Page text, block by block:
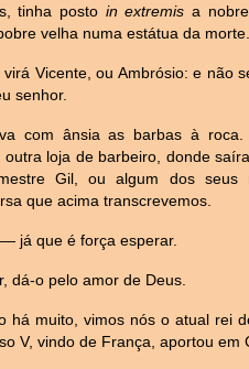
tinha posto in extremis a
velha numa estátua da morte.
Vicente, ou Ambrósio: e não
senhor.
com ânsia as barbas à roca.
loja de barbeiro, donde
Gil, ou algum dos seus
que acima transcrevemos.
já que é força esperar.
o pelo amor de Deus.
muito, vimos nós o atual rei
V, vindo de França, aportou em